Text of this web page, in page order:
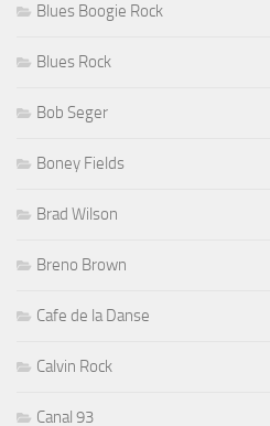
Blues Boogie Rock
Blues Rock
Bob Seger
Boney Fields
Brad Wilson
Breno Brown
Cafe de la Danse
Calvin Rock
Canal 93